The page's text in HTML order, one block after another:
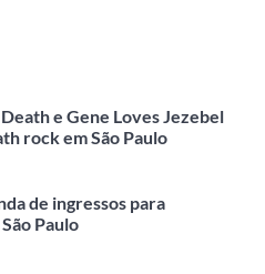
e Gene Loves Jezebel
rock em São Paulo
de ingressos para
Paulo